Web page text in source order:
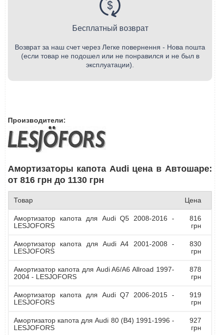
Бесплатный возврат
Возврат за наш счет через Легке повернення - Нова пошта
(если товар не подошел или не понравился и не был в
эксплуатации).
Производители:
Амортизаторы капота Audi цена в Автошаре:
от 816 грн до 1130 грн
Товар Цена
Амортизатор капота для Audi Q5 2008-2016 -
LESJOFORS
816
грн
Амортизатор капота для Audi A4 2001-2008 -
LESJOFORS
830
грн
Амортизатор капота для Audi A6/A6 Allroad 1997-
2004 - LESJOFORS
878
грн
Амортизатор капота для Audi Q7 2006-2015 -
LESJOFORS
919
грн
Амортизатор капота для Audi 80 (B4) 1991-1996 -
LESJOFORS
927
грн